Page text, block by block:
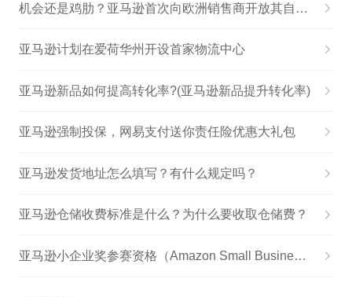
机会还是鸡肋？亚马逊首次向欧洲销售商开放其自有品牌！
亚马逊计划在爱荷华州开设首家物流中心
亚马逊新品如何提高转化率?(亚马逊新品提升转化率)
亚马逊强制投保，网易支付送你责任险优惠大礼包
亚马逊发货地址怎么填写？有什么规定吗？
亚马逊仓储收费标准是什么？为什么要收取仓储费？
亚马逊小企业奖参赛资格（Amazon Small Business Awards）